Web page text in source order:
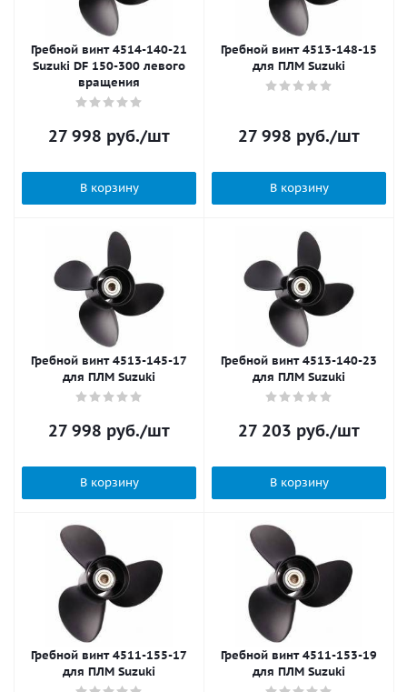
Гребной винт 4514-140-21
Suzuki DF 150-300 левого
вращения
27 998 руб./шт
В корзину
Гребной винт 4513-148-15
для ПЛМ Suzuki
27 998 руб./шт
В корзину
Гребной винт 4513-145-17
для ПЛМ Suzuki
27 998 руб./шт
В корзину
Гребной винт 4513-140-23
для ПЛМ Suzuki
27 203 руб./шт
В корзину
Гребной винт 4511-155-17
для ПЛМ Suzuki
Гребной винт 4511-153-19
для ПЛМ Suzuki